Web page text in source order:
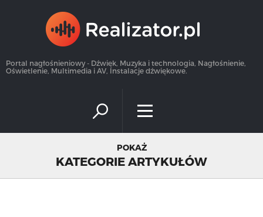
Portal nagłośnieniowy - Dźwięk, Muzyka i technologia, Nagłośnienie,
Oświetlenie, Multimedia i AV, Instalacje dźwiękowe.
POKAŻ
KATEGORIE ARTYKUŁÓW